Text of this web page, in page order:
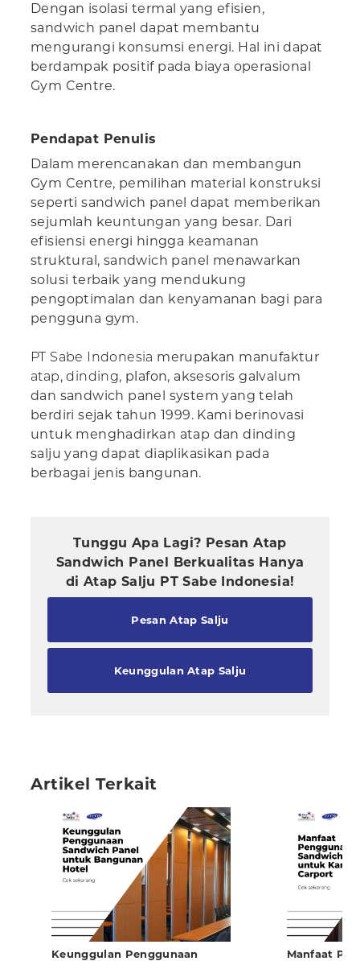
Dengan isolasi termal yang efisien,
sandwich panel dapat membantu
mengurangi konsumsi energi. Hal ini dapat
berdampak positif pada biaya operasional
Gym Centre.
Pendapat Penulis
Dalam merencanakan dan membangun
Gym Centre, pemilihan material konstruksi
seperti sandwich panel dapat memberikan
sejumlah keuntungan yang besar. Dari
efisiensi energi hingga keamanan
struktural, sandwich panel menawarkan
solusi terbaik yang mendukung
pengoptimalan dan kenyamanan bagi para
pengguna gym.
PT Sabe Indonesia merupakan manufaktur
atap,dinding, plafon, aksesoris galvalum
dan sandwich panel system yang telah
berdiri sejak tahun 1999. Kami berinovasi
untuk menghadirkan atap dan dinding
salju yang dapat diaplikasikan pada
berbagai jenis bangunan.
Tunggu Apa Lagi? Pesan Atap
Sandwich Panel Berkualitas Hanya
di Atap Salju PT Sabe Indonesia!
Pesan Atap Salju
Keunggulan Atap Salju
Artikel Terkait
Keunggulan Penggunaan
Manfaat